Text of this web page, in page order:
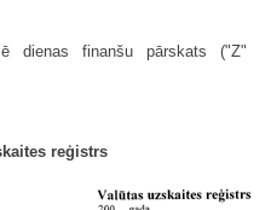
dienas finanšu pārskats ("Z"
reģistrs